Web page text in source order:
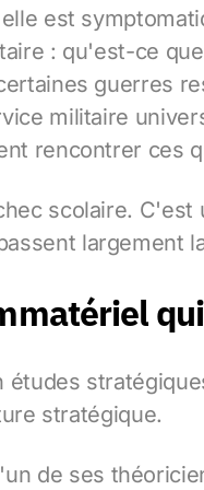
est
: qu'est-ce
guerres
militaire
rencontrer ces
scolaire.
largement
études
stratégique.
de ses